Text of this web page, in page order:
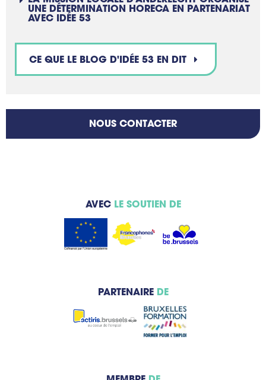
UNE DÉTERMINATION HORECA EN PARTENARIAT
AVEC IDÉE 53
CE QUE LE BLOG D'IDÉE 53 EN DIT
NOUS CONTACTER
AVEC LE SOUTIEN DE
PARTENAIRE DE